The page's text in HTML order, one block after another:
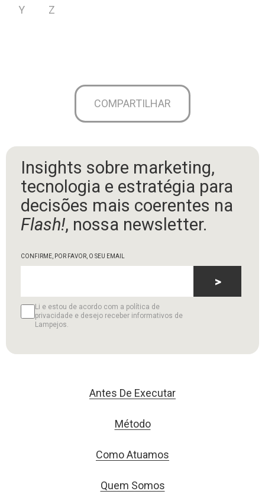
Y
Z
COMPARTILHAR
Insights sobre marketing,
tecnologia e estratégia para
decisões mais coerentes na
Flash!, nossa newsletter.
CONFIRME, POR FAVOR, O SEU EMAIL
Li e estou de acordo com a política de
privacidade e desejo receber informativos de
Lampejos.
>
Antes De Executar
Método
Como Atuamos
Quem Somos